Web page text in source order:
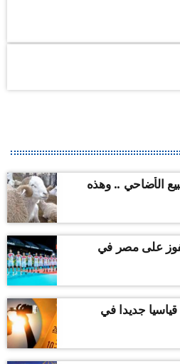
الأضاحي .. وهذه
على مصر في
جديدا في